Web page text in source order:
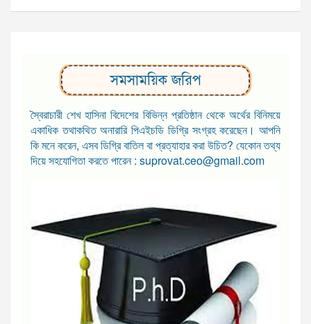
সমসাময়িক জরিপ
স্বৈরাচারী শেখ হাসিনা বিদেশের বিভিন্ন প্রতিষ্ঠান থেকে অর্থের বিনিময়ে
একাধিক তথাকথিত অনারারি পিএইচডি ডিগ্রি সংগ্রহ করেছেন। আপনি
কি মনে করেন, এসব ডিগ্রি বাতিল বা প্রত্যাহার করা উচিত? যেকোন তথ্য
দিয়ে সহযোগিতা করতে পারেন : suprovat.ceo@gmail.com